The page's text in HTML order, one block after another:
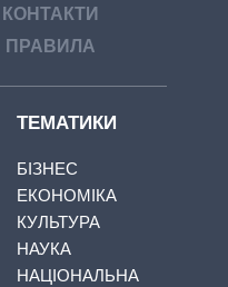
КОНТАКТИ
ПРАВИЛА
ТЕМАТИКИ
БІЗНЕС
ЕКОНОМІКА
КУЛЬТУРА
НАУКА
НАЦІОНАЛЬНА